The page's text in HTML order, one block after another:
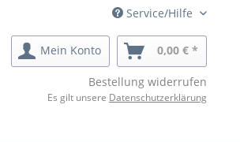
Service/Hilfe
Mein Konto 0,00 € *
Bestellung widerrufen
Es gilt unsere Datenschutzerklärung